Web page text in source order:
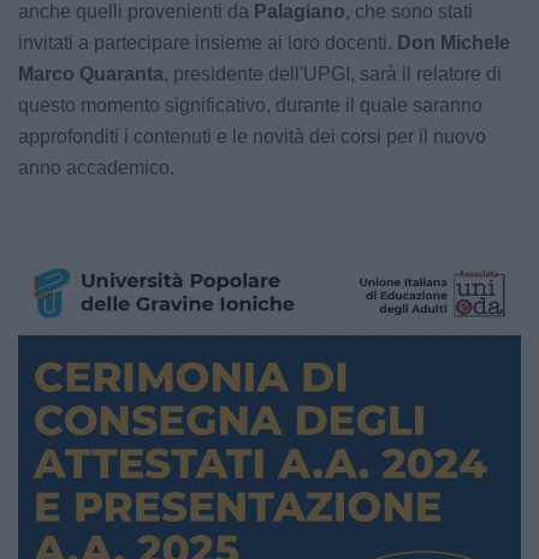
anche quelli provenienti da Palagiano, che sono stati
invitati a partecipare insieme ai loro docenti. Don Michele
Marco Quaranta, presidente dell'UPGI, sarà il relatore di
questo momento significativo, durante il quale saranno
approfonditi i contenuti e le novità dei corsi per il nuovo
anno accademico.